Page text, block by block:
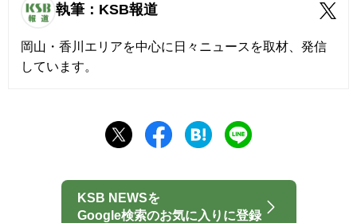
執筆：KSB報道
岡山・香川エリアを中心に日々ニュースを取材、発信
しています。
KSB NEWSを
Google検索のお気に入りに登録